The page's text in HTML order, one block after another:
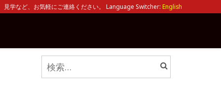
学など、お気軽にご連絡ください。 Language Switcher: English
検
索: